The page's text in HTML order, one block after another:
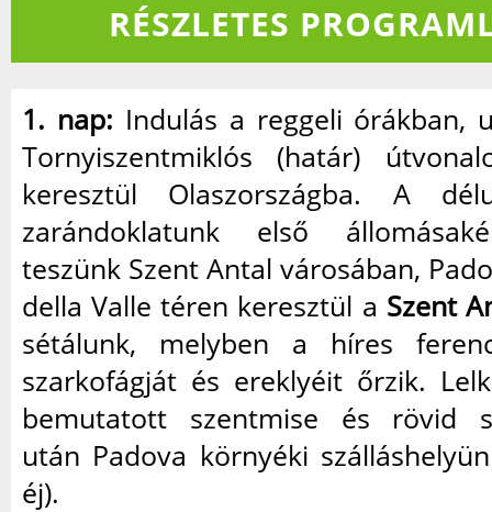
RÉSZLETES
1. nap: Indulás a reggeli órákban,
Tornyiszentmiklós (határ)
keresztül Olaszországba. A
zarándoklatunk első
teszünk Szent Antal városában,
della Valle téren keresztül a Szent
sétálunk, melyben a híres
szarkofágját és ereklyéit őrzik.
bemutatott szentmise és rövid
után Padova környéki
éj).